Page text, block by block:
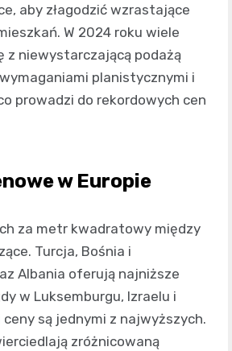
aby złagodzić wzrastające
W 2024 roku wiele
z niewystarczającą podażą
planistycznymi i
prowadzi do rekordowych cen
w Europie
za metr kwadratowy między
Turcja, Bośnia i
Albania oferują najniższe
w Luksemburgu, Izraelu i
są jednymi z najwyższych.
zróżnicowaną